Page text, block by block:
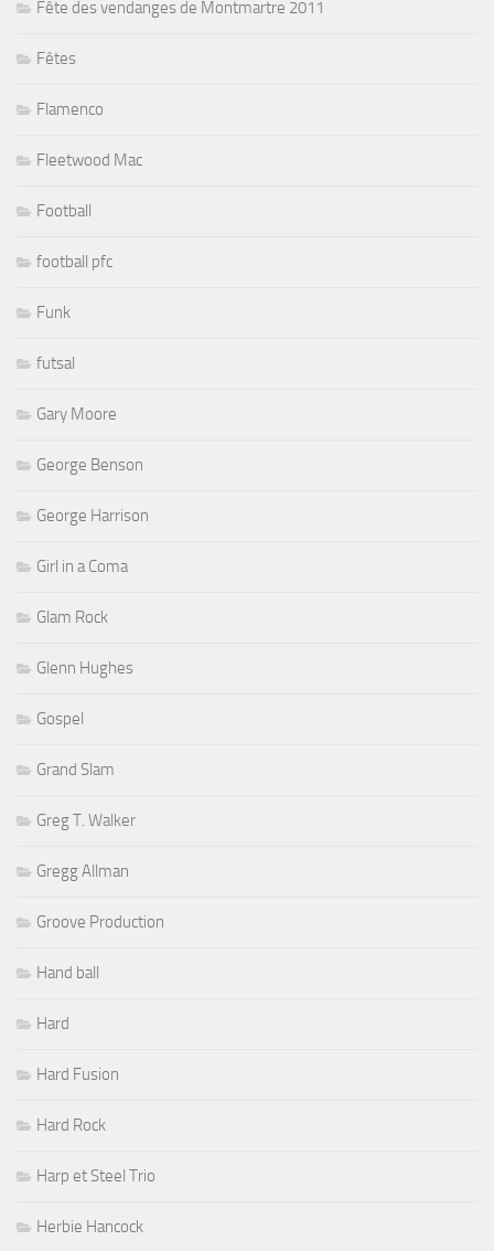
Fête des vendanges de Montmartre 2011
Fêtes
Flamenco
Fleetwood Mac
Football
football pfc
Funk
futsal
Gary Moore
George Benson
George Harrison
Girl in a Coma
Glam Rock
Glenn Hughes
Gospel
Grand Slam
Greg T. Walker
Gregg Allman
Groove Production
Hand ball
Hard
Hard Fusion
Hard Rock
Harp et Steel Trio
Herbie Hancock